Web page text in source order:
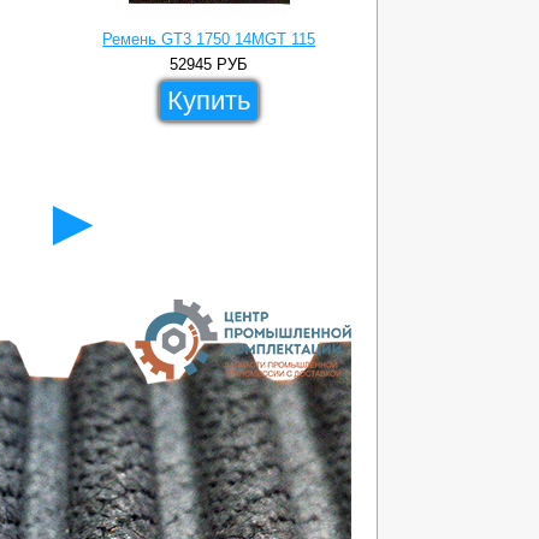
Ремень GT3 1750 14MGT 115
52945 РУБ
Купить
►